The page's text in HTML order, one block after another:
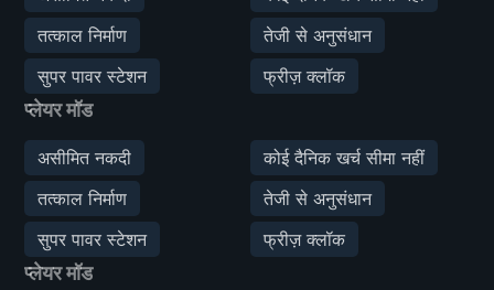
तत्काल निर्माण
तेजी से अनुसंधान
सुपर पावर स्टेशन
फ्रीज़ क्लॉक
प्लेयर मॉड
असीमित नकदी
कोई दैनिक खर्च सीमा नहीं
तत्काल निर्माण
तेजी से अनुसंधान
सुपर पावर स्टेशन
फ्रीज़ क्लॉक
प्लेयर मॉड